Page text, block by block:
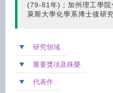
(79-81年)；加州理工學
萊斯大學化學系博士後研
研究領域
重要獎項及殊榮
代表作